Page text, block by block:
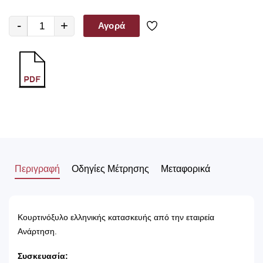
- + Αγορά
Περιγραφή Οδηγίες Μέτρησης Μεταφορικά
Κουρτινόξυλο ελληνικής κατασκευής από την εταιρεία
Ανάρτηση.
Συσκευασία: